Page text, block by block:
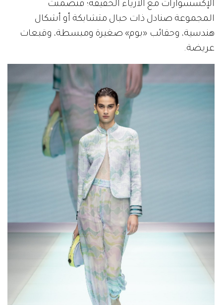
الإكسسوارات مع الأزياء الخفيفة؛ فتضمنت
المجموعة صنادل ذات حبال متشابكة أو أشكال
هندسية، وحقائب «بوم» صغيرة ومبسطة، وقبعات
عريضة.